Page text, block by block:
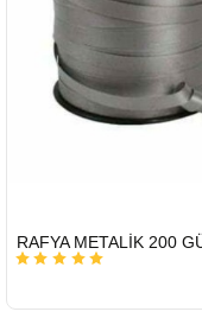
HIZLI
GÖNDERİ
RAFYA METALİK 200